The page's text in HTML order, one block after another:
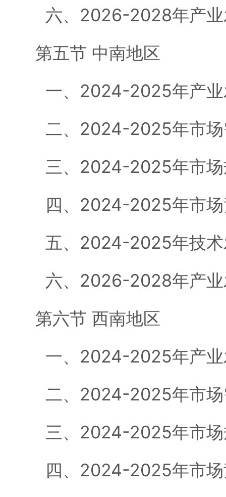
六、2026-2028年产业
第五节 中南地区
一、2024-2025年产业
二、2024-2025年市场
三、2024-2025年市场
四、2024-2025年市场
五、2024-2025年技术
六、2026-2028年产业
第六节 西南地区
一、2024-2025年产业
二、2024-2025年市场
三、2024-2025年市场
四、2024-2025年市场